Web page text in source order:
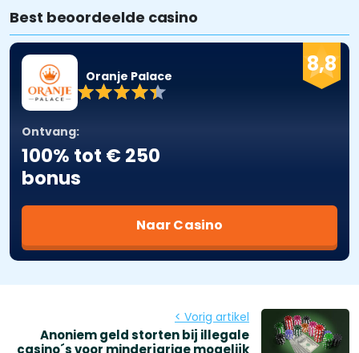
Best beoordeelde casino
8,8
Oranje Palace
Ontvang:
100% tot € 250
bonus
Naar Casino
< Vorig artikel
Anoniem geld storten bij illegale
casino´s voor minderjarige mogelijk